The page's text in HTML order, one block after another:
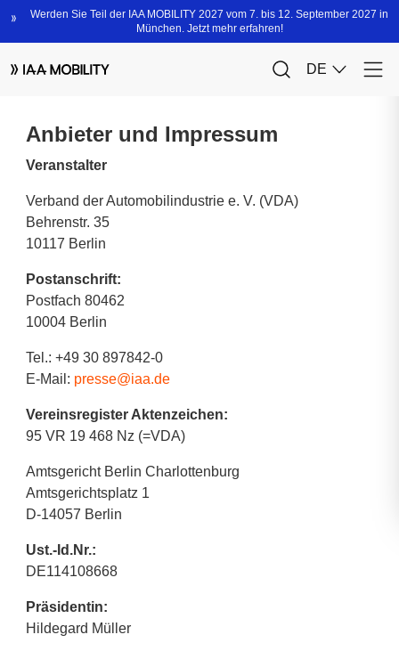
Anbieter und Impressum
Veranstalter
Verband der Automobilindustrie e. V. (VDA)
Behrenstr. 35
10117 Berlin
Postanschrift:
Postfach 80462
10004 Berlin
Tel.: +49 30 897842-0
E-Mail: presse@iaa.de
Vereinsregister Aktenzeichen:
95 VR 19 468 Nz (=VDA)
Amtsgericht Berlin Charlottenburg
Amtsgerichtsplatz 1
D-14057 Berlin
Ust.-Id.Nr.:
DE114108668
Präsidentin:
Hildegard Müller